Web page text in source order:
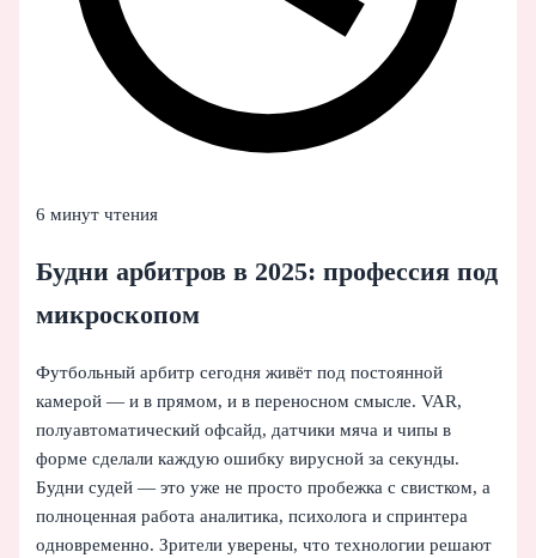
6 минут чтения
Будни арбитров в 2025: профессия под
микроскопом
Футбольный арбитр сегодня живёт под постоянной
камерой — и в прямом, и в переносном смысле. VAR,
полуавтоматический офсайд, датчики мяча и чипы в
форме сделали каждую ошибку вирусной за секунды.
Будни судей — это уже не просто пробежка с свистком, а
полноценная работа аналитика, психолога и спринтера
одновременно. Зрители уверены, что технологии решают